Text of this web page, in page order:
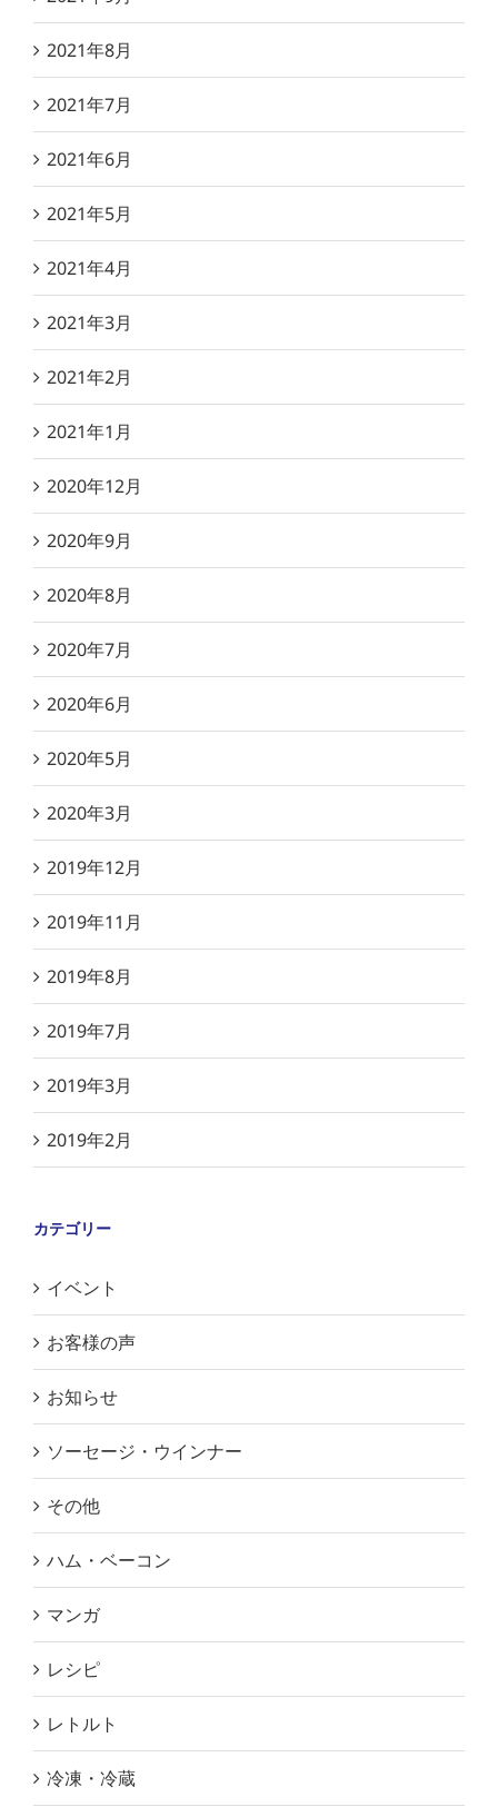
2021年8月
2021年7月
2021年6月
2021年5月
2021年4月
2021年3月
2021年2月
2021年1月
2020年12月
2020年9月
2020年8月
2020年7月
2020年6月
2020年5月
2020年3月
2019年12月
2019年11月
2019年8月
2019年7月
2019年3月
2019年2月
カテゴリー
イベント
お客様の声
お知らせ
ソーセージ・ウインナー
その他
ハム・ベーコン
マンガ
レシピ
レトルト
冷凍・冷蔵